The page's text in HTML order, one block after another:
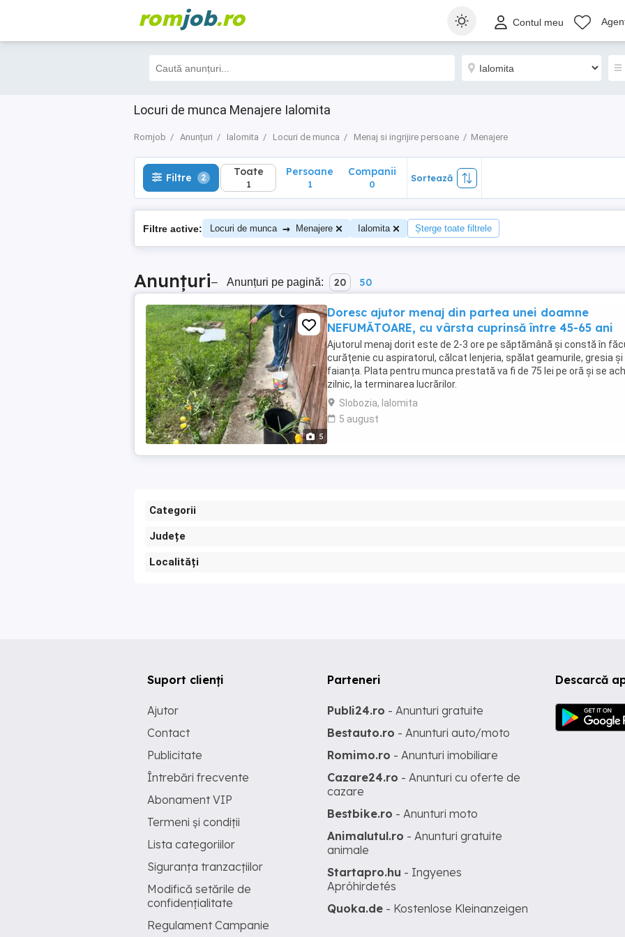
romjob.ro Contul meu
Locuri de munca Menajere Ialomita
Romjob Anunțuri Ialomita Locuri de munca Menaj si ingrijire persoane Menajere
Filtre 2 Toate
1
Filtre 2 Toate
1
Persoane
1
Companii
0
Sortează
Filtre active: Locuri de munca → Menajere Ialomita Șterge toate filtrele
Anunțuri– Anunțuri pe pagină: 20 50
5
Doresc ajutor menaj din partea unei doamne
NEFUMĂTOARE, cu vârsta cuprinsă între 45-65 ani
Ajutorul menaj dorit este de 2-3 ore pe săptămână și constă în
curățenie cu aspiratorul, călcat lenjeria, spălat geamurile, gresia și
faianța. Plata pentru munca prestată va fi de 75 lei pe oră și se
zilnic, la terminarea lucrărilor.
Slobozia, Ialomita
5 august
Categorii
Județe
Localități
Descarcă
Suport clienți
Ajutor
Contact
Publicitate
Întrebări frecvente
Abonament VIP
Termeni și condiții
Lista categoriilor
Siguranța tranzacțiilor
Modifică setările de
confidențialitate
Regulament Campanie
Parteneri
Publi24.ro - Anunturi gratuite
Bestauto.ro - Anunturi auto/moto
Romimo.ro - Anunturi imobiliare
Cazare24.ro - Anunturi cu oferte de
cazare
Bestbike.ro - Anunturi moto
Animalutul.ro - Anunturi gratuite
animale
Startapro.hu - Ingyenes
Apróhirdetés
Quoka.de - Kostenlose Kleinanzeigen